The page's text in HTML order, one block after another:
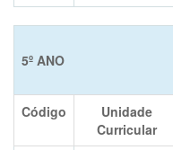
5º ANO
Código
Unidade
Curricular